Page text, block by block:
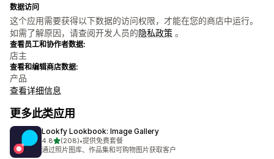
数据访问
这个应用需要获得以下数据的访问权限，才能在您的商店中运行。
如需了解原因，请查阅开发人员的隐私政策 。
查看员工和协作者数据:
店主
查看和编辑商店数据:
产品
查看详细信息
更多此类应用
Lookfy Lookbook: Image Gallery
4.8星（满分 5 星）
(208)
总共 208 条评论
•提供免费套餐
通过照片图库、作品集和可购物图片获取客户